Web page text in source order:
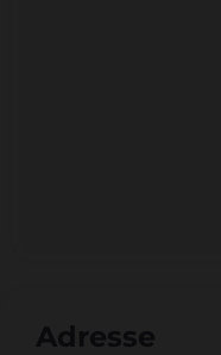
Adresse